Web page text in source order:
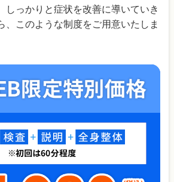
しっかりと症状を改善に導いていき
、このような制度をご用意いたしま